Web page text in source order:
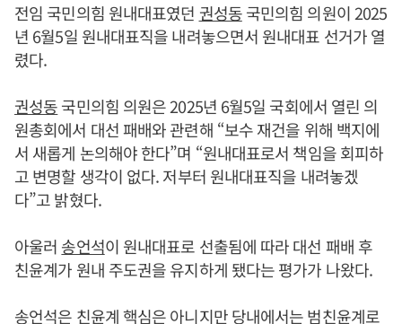
전임 국민의힘 원내대표였던 권성동국민의힘 의원이 2025
년 6월5일 원내대표직을 내려놓으면서 원내대표 선거가 열
렸다.
권성동국민의힘 의원은 2025년 6월5일 국회에서 열린 의
원총회에서 대선 패배와 관련해 “보수 재건을 위해 백지에
서 새롭게 논의해야 한다”며 “원내대표로서 책임을 회피하
고 변명할 생각이 없다. 저부터 원내대표직을 내려놓겠
다”고 밝혔다.
아울러 송언석이 원내대표로 선출됨에 따라 대선 패배 후
친윤계가 원내 주도권을 유지하게 됐다는 평가가 나왔다.
송언석은 친윤계 핵심은 아니지만 당내에서는 범친윤계로